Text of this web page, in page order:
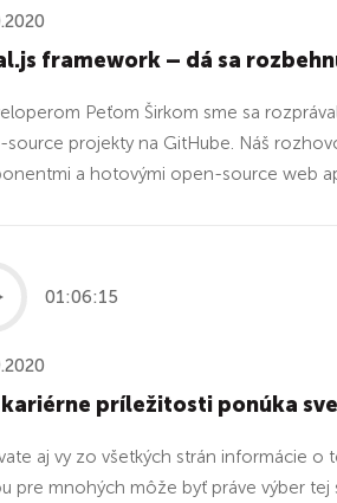
framework – dá sa
Peťom Širkom sme sa
source projekty na GitHube. Náš
a hotovými open-source web
01:06:15
príležitosti ponúka
aj vy zo všetkých strán informácie o
pre mnohých môže byť práve výber